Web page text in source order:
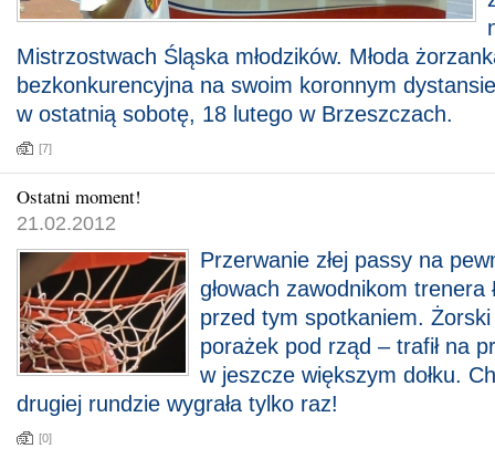
Mistrzostwach Śląska młodzików. Młoda
bezkonkurencyjna na swoim koronnym
w ostatnią sobotę, 18 lutego w Brzeszczach.
[7]
Ostatni moment!
21.02.2012
Przerwanie złej passy na
głowach zawodnikom
przed tym spotkaniem.
porażek pod rząd – trafił na
w jeszcze większym dołku.
drugiej rundzie wygrała tylko raz!
[0]